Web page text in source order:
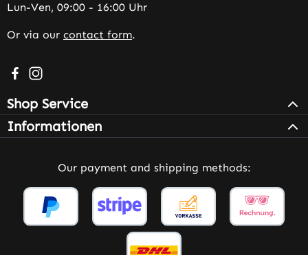
Lun-Ven, 09:00 - 16:00 Uhr
Or via our contact form.
Visit us on Facebook – opens in a new browser tab
Check us out on Instagram – opens in a new
Shop Service
Informationen
Our payment and shipping methods: